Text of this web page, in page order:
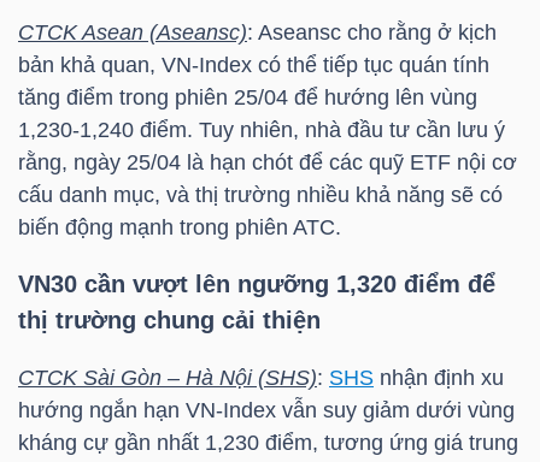
CTCK Asean (Aseansc): Aseansc cho rằng ở kịch
bản khả quan, VN-Index có thể tiếp tục quán tính
tăng điểm trong phiên 25/04 để hướng lên vùng
1,230-1,240 điểm. Tuy nhiên, nhà đầu tư cần lưu ý
rằng, ngày 25/04 là hạn chót để các quỹ ETF nội cơ
cấu danh mục, và thị trường nhiều khả năng sẽ có
biến động mạnh trong phiên ATC.
VN30 cần vượt lên ngưỡng 1,320 điểm để
thị trường chung cải thiện
CTCK Sài Gòn – Hà Nội (SHS): SHS nhận định xu
hướng ngắn hạn VN-Index vẫn suy giảm dưới vùng
kháng cự gần nhất 1,230 điểm, tương ứng giá trung
TÀI
CHÍNH
HÓA
KINH